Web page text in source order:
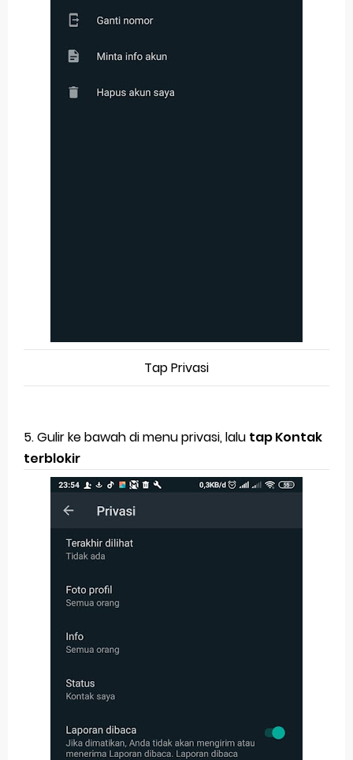
Tap Privasi
5. Gulir ke bawah di menu privasi, lalu tap Kontak
terblokir